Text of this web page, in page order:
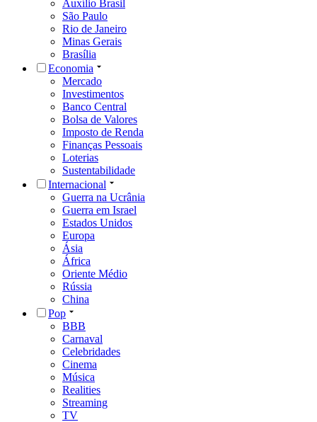
Auxílio Brasil
São Paulo
Rio de Janeiro
Minas Gerais
Brasília
Economia
Mercado
Investimentos
Banco Central
Bolsa de Valores
Imposto de Renda
Finanças Pessoais
Loterias
Sustentabilidade
Internacional
Guerra na Ucrânia
Guerra em Israel
Estados Unidos
Europa
Ásia
África
Oriente Médio
Rússia
China
Pop
BBB
Carnaval
Celebridades
Cinema
Música
Realities
Streaming
TV